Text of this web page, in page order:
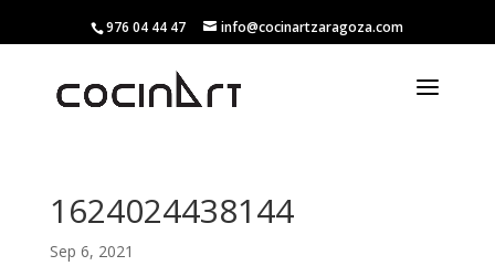
976 04 44 47 info@cocinartzaragoza.com
1624024438144
Sep 6, 2021